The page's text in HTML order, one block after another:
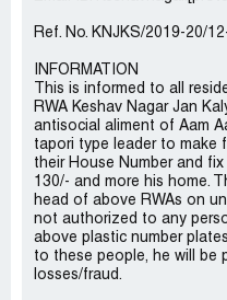
Ref. No. KNJKS/2019-20/
INFORMATION
This is informed to all
RWA Keshav Nagar Jan
antisocial aliment of Aam
tapori type leader to make
their House Number and
130/- and more his home.
head of above RWAs on
not authorized to any
above plastic number
to these people, he will be
losses/fraud.